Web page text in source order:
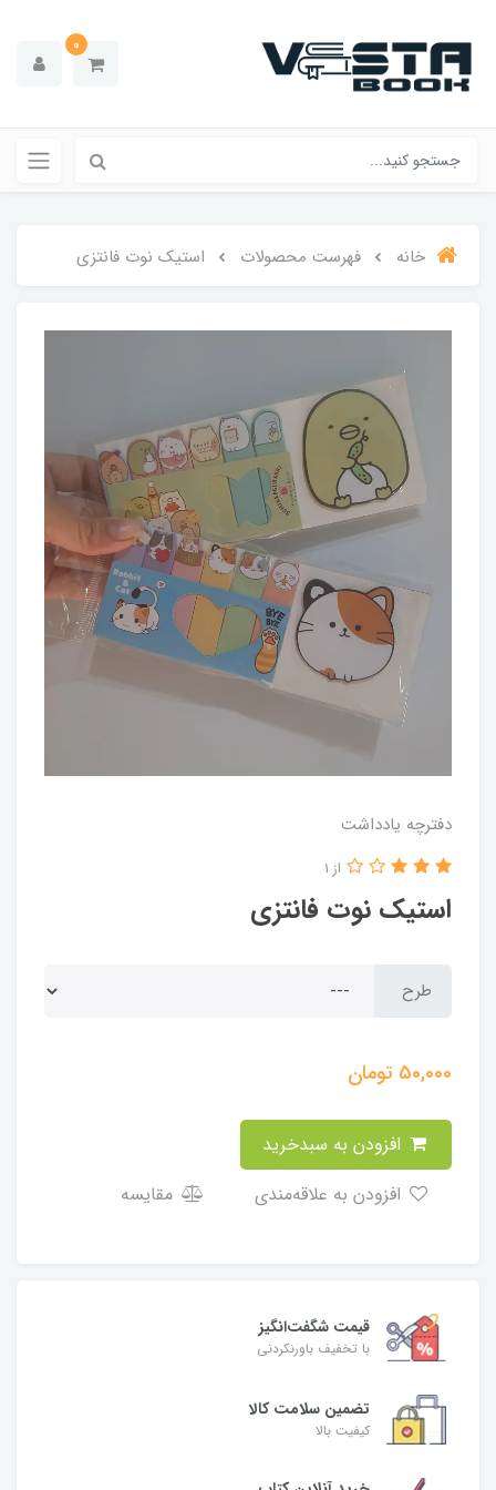
0
خانه فهرست محصولات استیک نوت فانتزی
دفترچه یادداشت
استیک نوت فانتزی
از 1
طرح
50,000 تومان
مقایسه
قیمت شگفت‌انگیز
با تخفیف باورنکردنی
تضمین سلامت کالا
کیفیت بالا